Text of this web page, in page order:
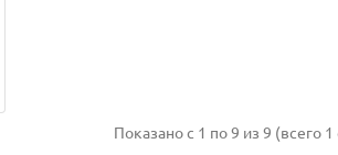
они
01.06.2026
Подробнее...
Показано с 1 по 9 из 9 (всего 1